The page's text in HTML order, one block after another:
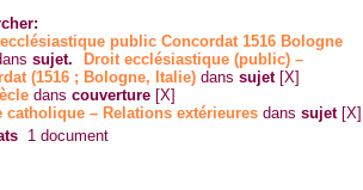
public Concordat 1516 Bologne
sujet.
Droit ecclésiastique (public) –
(1516 ; Bologne, Italie) danssujet [X]
danscouverture [X]
catholique – Relations extérieures danssujet [X]
1 document